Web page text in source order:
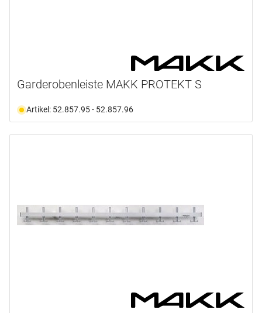
Garderobenleiste MAKK PROTEKT S
Artikel: 52.857.95 - 52.857.96